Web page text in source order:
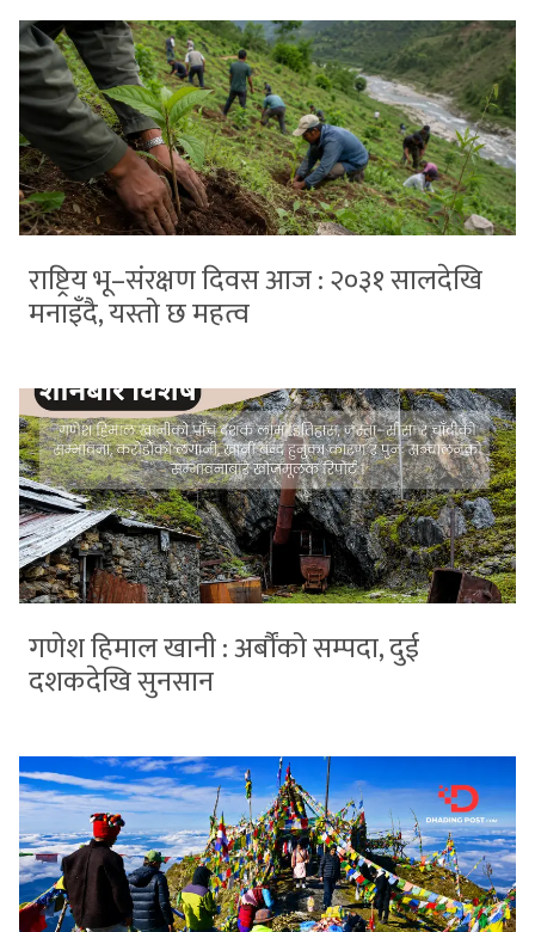
राष्ट्रिय भू–संरक्षण दिवस आज : २०३१ सालदेखि
मनाइँदै, यस्तो छ महत्व
गणेश हिमाल खानी : अर्बौंको सम्पदा, दुई
दशकदेखि सुनसान